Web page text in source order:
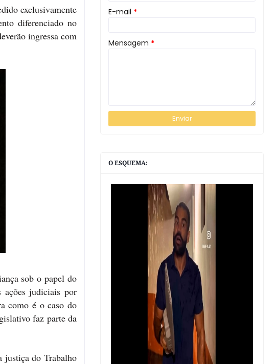
exclusivamente
diferenciado no
ingressa com
sob o papel do
ações judiciais por
como é o caso do
faz parte da
justiça do Trabalho
E-mail *
Mensagem *
O ESQUEMA: